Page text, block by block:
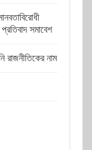
সমাবেশ
রাজনীতিকের নাম